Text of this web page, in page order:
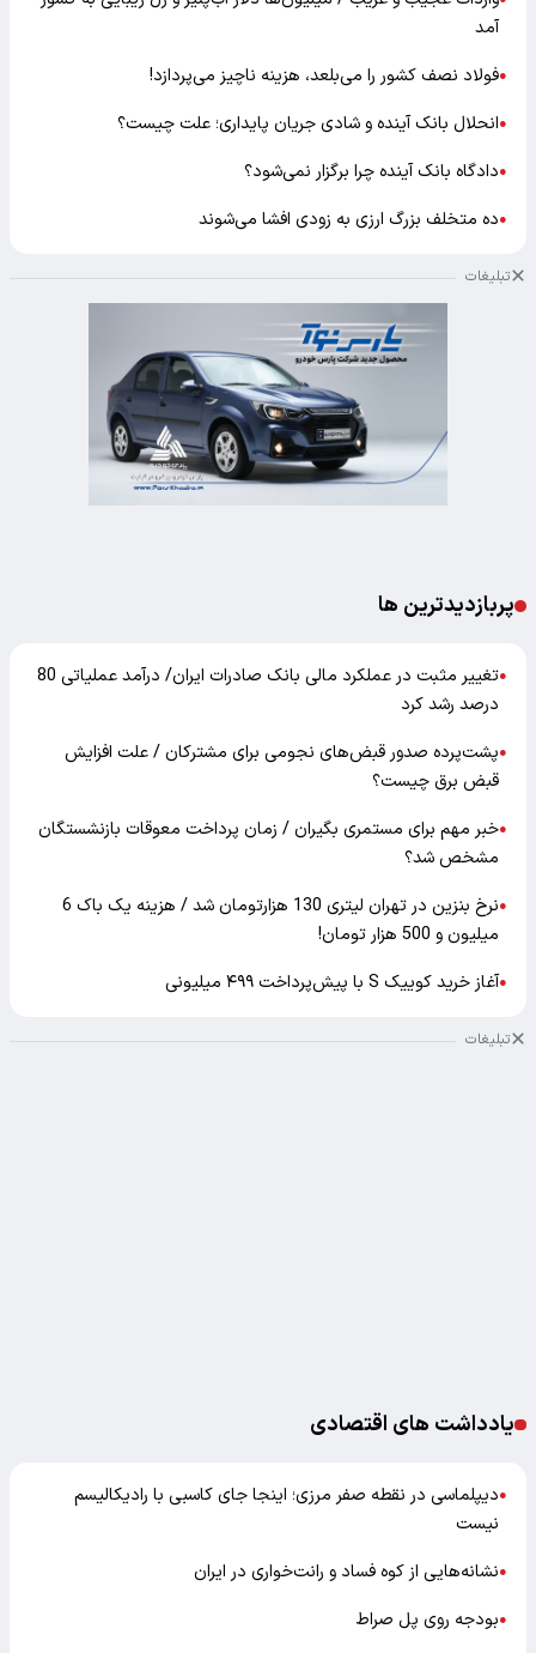
آمد
●فولاد نصف کشور را می‌بلعد، هزینه ناچیز می‌پردازد!
●انحلال بانک آینده و شادی جریان پایداری؛ علت چیست؟
●دادگاه بانک آینده چرا برگزار نمی‌شود؟
●ده متخلف بزرگ ارزی به زودی افشا می‌شوند
تبلیغات
پربازدیدترین ها
●
تغییر مثبت در عملکرد مالی بانک صادرات ایران/ درآمد عملیاتی 80
درصد رشد کرد
●پشت‌پرده صدور قبض‌های نجومی برای مشترکان / علت افزایش
قبض برق چیست؟
●خبر مهم برای مستمری بگیران / زمان پرداخت معوقات بازنشستگان
مشخص شد؟
●
نرخ بنزین در تهران لیتری 130 هزارتومان شد / هزینه یک باک 6
میلیون و 500 هزار تومان!
●آغاز خرید کوییک S با پیش‌پرداخت ۴۹۹ میلیونی
تبلیغات
یادداشت های اقتصادی
●دیپلماسی در نقطه صفر مرزی؛ اینجا جای کاسبی با رادیکالیسم
نیست
●نشانه‌هایی از کوه فساد و رانت‌خواری در ایران
●بودجه روی پل صراط